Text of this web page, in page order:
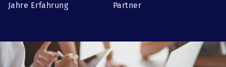
Jahre Erfahrung Partner